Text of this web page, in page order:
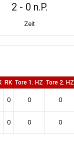
2 - 0 n.P.
Zeit
RK Tore 1. HZ Tore 2. HZ
0 0 0
0 0 0